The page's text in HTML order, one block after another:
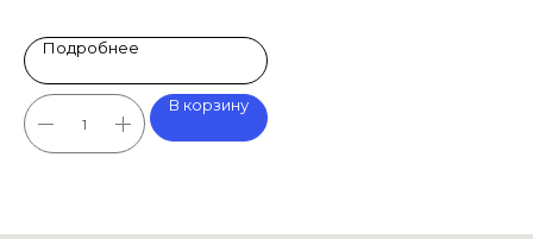
Подробнее
В корзину